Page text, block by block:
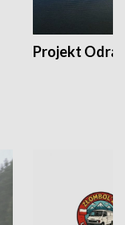
Projekt Odra